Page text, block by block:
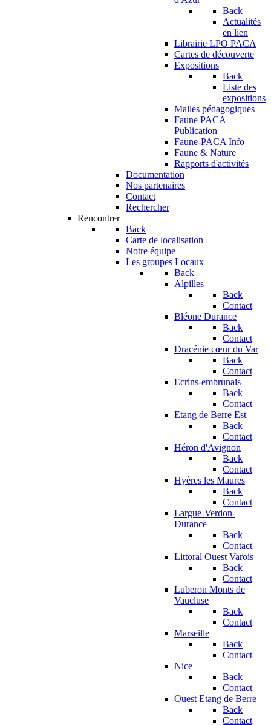
Back
Actualités
en lien
Librairie LPO PACA
Cartes de découverte
Expositions
Back
Liste des
expositions
Malles pédagogiques
Faune PACA
Publication
Faune-PACA Info
Faune & Nature
Rapports d'activités
Documentation
Nos partenaires
Contact
Rechercher
Rencontrer
Back
Carte de localisation
Notre équipe
Les groupes Locaux
Back
Alpilles
Back
Contact
Bléone Durance
Back
Contact
Dracénie cœur du Var
Back
Contact
Ecrins-embrunais
Back
Contact
Etang de Berre Est
Back
Contact
Héron d'Avignon
Back
Contact
Hyères les Maures
Back
Contact
Largue-Verdon-
Durance
Back
Contact
Littoral Ouest Varois
Back
Contact
Luberon Monts de
Vaucluse
Back
Contact
Marseille
Back
Contact
Nice
Back
Contact
Ouest Etang de Berre
Back
Contact